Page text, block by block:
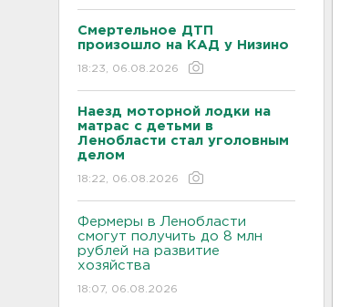
Смертельное ДТП
произошло на КАД у Низино
18:23, 06.08.2026
Наезд моторной лодки на
матрас с детьми в
Ленобласти стал уголовным
делом
18:22, 06.08.2026
Фермеры в Ленобласти
смогут получить до 8 млн
рублей на развитие
хозяйства
18:07, 06.08.2026